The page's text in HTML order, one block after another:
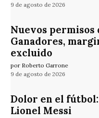
9 de agosto de 2026
Nuevos permisos
Ganadores,
excluido
por Roberto Garrone
9 de agosto de 2026
Dolor en el
Lionel Messi